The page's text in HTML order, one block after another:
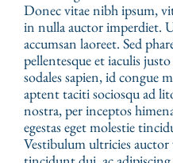
Donec vitae nibh ipsum,
in nulla auctor imperdiet.
accumsan laoreet. Sed
pellentesque et iaculis
sodales sapien, id congue
aptent taciti sociosqu ad
nostra, per inceptos
egestas eget molestie
Vestibulum ultricies auctor